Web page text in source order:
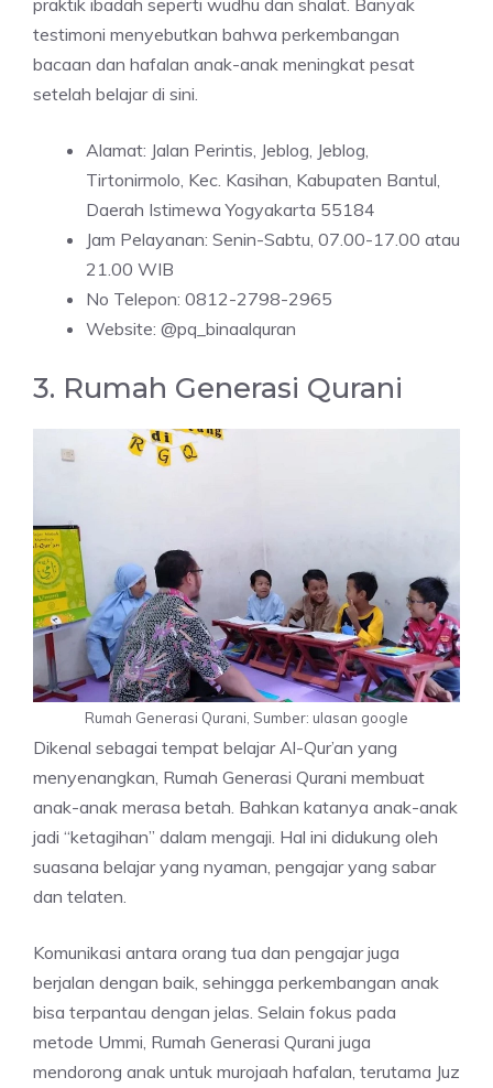
testimoni menyebutkan bahwa perkembangan
bacaan dan hafalan anak-anak meningkat pesat
setelah belajar di sini.
Alamat: Jalan Perintis, Jeblog, Jeblog,
Tirtonirmolo, Kec. Kasihan, Kabupaten Bantul,
Daerah Istimewa Yogyakarta 55184
Jam Pelayanan: Senin-Sabtu, 07.00-17.00 atau
21.00 WIB
No Telepon: 0812-2798-2965
Website: @pq_binaalquran
3. Rumah Generasi Qurani
Rumah Generasi Qurani, Sumber: ulasan google
Dikenal sebagai tempat belajar Al-Qur’an yang
menyenangkan, Rumah Generasi Qurani membuat
anak-anak merasa betah. Bahkan katanya anak-anak
jadi “ketagihan” dalam mengaji. Hal ini didukung oleh
suasana belajar yang nyaman, pengajar yang sabar
dan telaten.
Komunikasi antara orang tua dan pengajar juga
berjalan dengan baik, sehingga perkembangan anak
bisa terpantau dengan jelas. Selain fokus pada
metode Ummi, Rumah Generasi Qurani juga
mendorong anak untuk murojaah hafalan, terutama Juz